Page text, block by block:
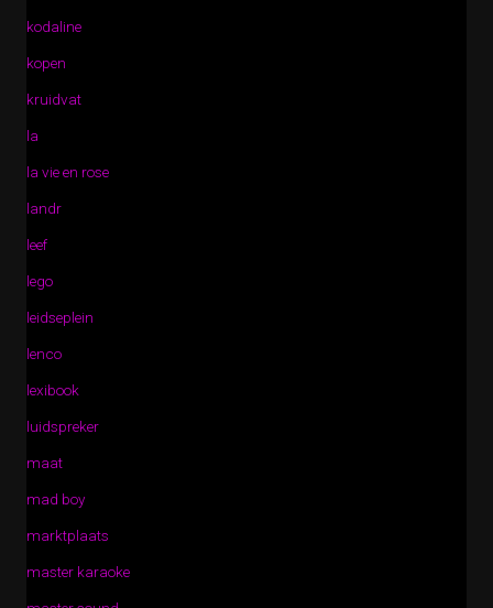
kodaline
kopen
kruidvat
la
la vie en rose
landr
leef
lego
leidseplein
lenco
lexibook
luidspreker
maat
mad boy
marktplaats
master karaoke